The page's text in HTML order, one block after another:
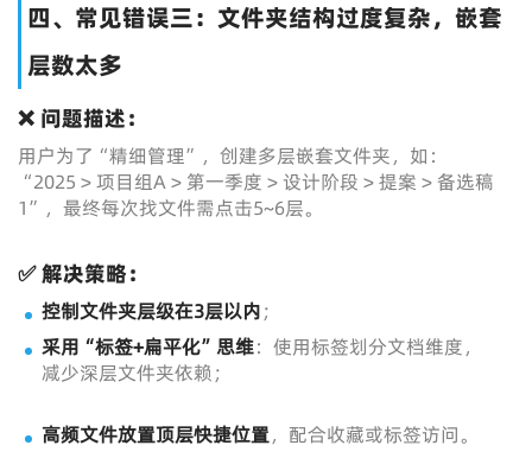
四、常见错误三：文件夹结构过度复杂，嵌套
层数太多
❌ 问题描述：
用户为了“精细管理”，创建多层嵌套文件夹，如：
“2025 > 项目组A > 第一季度 > 设计阶段 > 提案 > 备选稿
1”，最终每次找文件需点击5~6层。
✅ 解决策略：
控制文件夹层级在3层以内；
采用“标签+扁平化”思维：使用标签划分文档维度，
减少深层文件夹依赖；
高频文件放置顶层快捷位置，配合收藏或标签访问。